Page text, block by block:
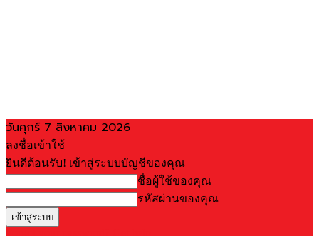
วันศุกร์ 7 สิงหาคม 2026
ลงชื่อเข้าใช้
ยินดีต้อนรับ! เข้าสู่ระบบบัญชีของคุณ
ชื่อผู้ใช้ของคุณ
รหัสผ่านของคุณ